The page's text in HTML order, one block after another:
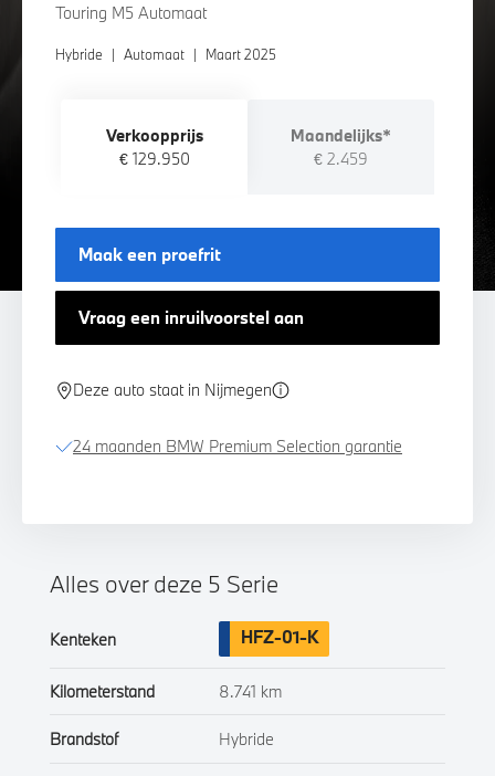
Touring M5 Automaat
Hybride | Automaat | Maart 2025
Verkoopprijs
€ 129.950
Maandelijks*
€ 2.459
Maak een proefrit
Vraag een inruilvoorstel aan
Deze auto staat in Nijmegen
24 maanden BMW Premium Selection garantie
Alles over deze 5 Serie
Kenteken HFZ-01-K
Kilometerstand 8.741 km
Brandstof Hybride